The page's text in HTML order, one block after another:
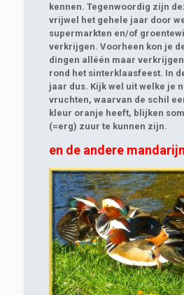
kennen. Tegenwoordig zijn
vrijwel het gehele jaar door
supermarkten en/of
verkrijgen. Voorheen kon je
dingen alléén maar
rond het sinterklaasfeest. In
jaar dus. Kijk wel uit welke je
vruchten, waarvan de schil
kleur oranje heeft, blijken
(=erg) zuur te kunnen zijn.
en de andere